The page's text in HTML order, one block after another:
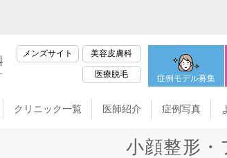
メンズサイト 美容皮膚科
医療脱毛 症例モデル募集
クリニック一覧 医師紹介 症例写真
小顔整形・